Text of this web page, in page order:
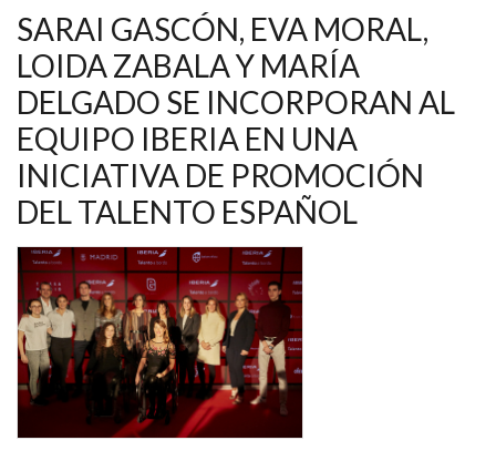
MÍ;
APLAZO
QUE
SEA
NECESARIO
POR
CENTRARME
EN
OBJETIVO”
SARAI GASCÓN, EVA MORAL,
LOIDA ZABALA Y MARÍA
DELGADO SE INCORPORAN AL
EQUIPO IBERIA EN UNA
INICIATIVA DE PROMOCIÓN
DEL TALENTO ESPAÑOL